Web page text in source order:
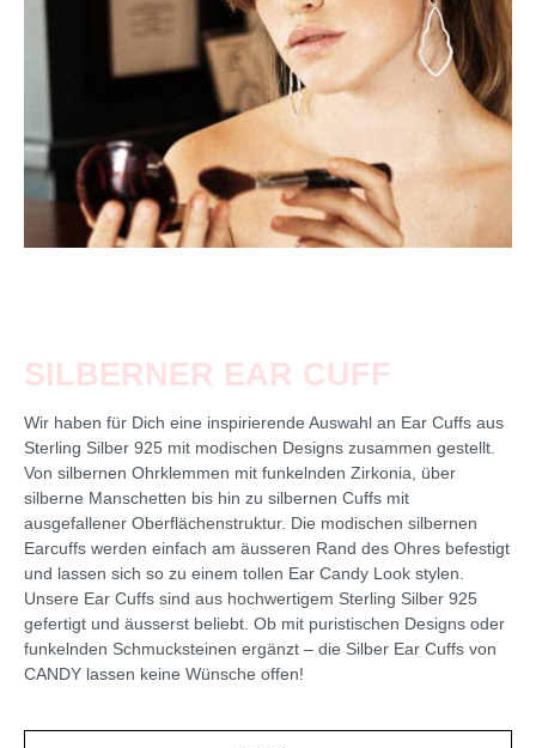
SILBERNER EAR CUFF
Wir haben für Dich eine inspirierende Auswahl an Ear Cuffs aus
Sterling Silber 925 mit modischen Designs zusammen gestellt.
Von silbernen Ohrklemmen mit funkelnden Zirkonia, über
silberne Manschetten bis hin zu silbernen Cuffs mit
ausgefallener Oberflächenstruktur. Die modischen silbernen
Earcuffs werden einfach am äusseren Rand des Ohres befestigt
und lassen sich so zu einem tollen Ear Candy Look stylen.
Unsere Ear Cuffs sind aus hochwertigem Sterling Silber 925
gefertigt und äusserst beliebt. Ob mit puristischen Designs oder
funkelnden Schmucksteinen ergänzt – die Silber Ear Cuffs von
CANDY lassen keine Wünsche offen!